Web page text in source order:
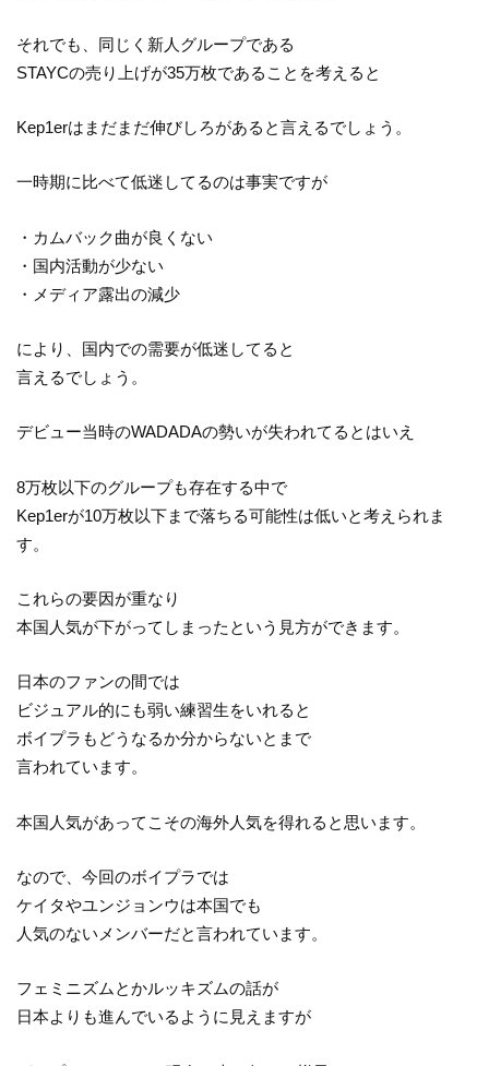
それでも、同じく新人グループである
STAYCの売り上げが35万枚であることを考えると
Kep1erはまだまだ伸びしろがあると言えるでしょう。
一時期に比べて低迷してるのは事実ですが
・カムバック曲が良くない
・国内活動が少ない
・メディア露出の減少
により、国内での需要が低迷してると
言えるでしょう。
デビュー当時のWADADAの勢いが失われてるとはいえ
8万枚以下のグループも存在する中で
Kep1erが10万枚以下まで落ちる可能性は低いと考えられま
す。
これらの要因が重なり
本国人気が下がってしまったという見方ができます。
日本のファンの間では
ビジュアル的にも弱い練習生をいれると
ボイプラもどうなるか分からないとまで
言われています。
本国人気があってこその海外人気を得れると思います。
なので、今回のボイプラでは
ケイタやユンジョンウは本国でも
人気のないメンバーだと言われています。
フェミニズムとかルッキズムの話が
日本よりも進んでいるように見えますが